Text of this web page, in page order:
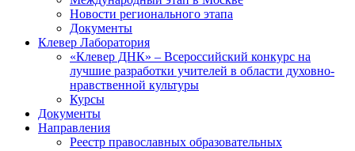
Новости регионального этапа
Документы
Клевер Лаборатория
«Клевер ДНК» – Всероссийский конкурс на
лучшие разработки учителей в области духовно-
нравственной культуры
Курсы
Документы
Направления
Реестр православных образовательных